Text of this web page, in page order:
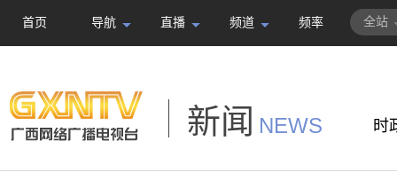
首页 导航 直播 频道 频率 全站
新闻 NEWS 时